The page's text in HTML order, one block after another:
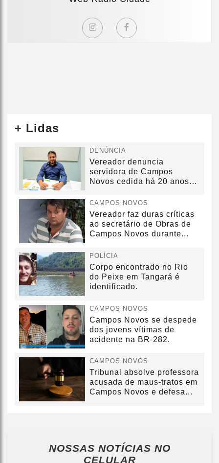
+ Lidas
DENÚNCIA
Vereador denuncia
servidora de Campos
Novos cedida há 20 anos
CAMPOS NOVOS
Vereador faz duras críticas
ao secretário de Obras de
Campos Novos durante...
POLÍCIA
Corpo encontrado no Rio
do Peixe em Tangará é
identificado.
CAMPOS NOVOS
Campos Novos se despede
dos jovens vítimas de
acidente na BR-282.
CAMPOS NOVOS
Tribunal absolve professora
acusada de maus-tratos em
Campos Novos e defesa...
NOSSAS NOTÍCIAS NO
CELULAR